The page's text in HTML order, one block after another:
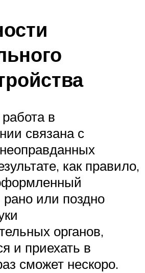
в
связана с
как правило,
или поздно
органов,
и приехать в
сможет нескоро.